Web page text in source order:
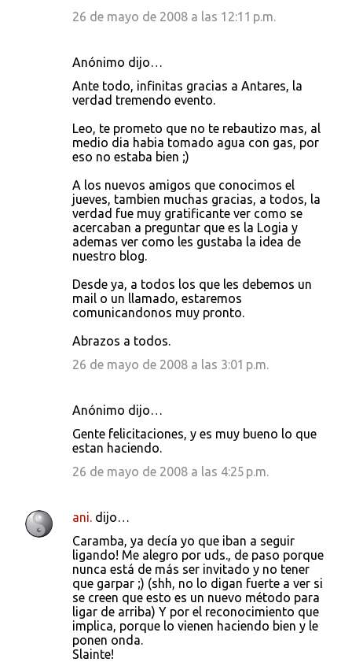
26 de mayo de 2008 a las 12:11 p.m.
Anónimo dijo…
Ante todo, infinitas gracias a Antares, la
verdad tremendo evento.
Leo, te prometo que no te rebautizo mas, al
medio dia habia tomado agua con gas, por
eso no estaba bien ;)
A los nuevos amigos que conocimos el
jueves, tambien muchas gracias, a todos, la
verdad fue muy gratificante ver como se
acercaban a preguntar que es la Logia y
ademas ver como les gustaba la idea de
nuestro blog.
Desde ya, a todos los que les debemos un
mail o un llamado, estaremos
comunicandonos muy pronto.
Abrazos a todos.
26 de mayo de 2008 a las 3:01 p.m.
Anónimo dijo…
Gente felicitaciones, y es muy bueno lo que
estan haciendo.
26 de mayo de 2008 a las 4:25 p.m.
ani. dijo…
Caramba, ya decía yo que iban a seguir
ligando! Me alegro por uds., de paso porque
nunca está de más ser invitado y no tener
que garpar ;) (shh, no lo digan fuerte a ver si
se creen que esto es un nuevo método para
ligar de arriba) Y por el reconocimiento que
implica, porque lo vienen haciendo bien y le
ponen onda.
Slainte!